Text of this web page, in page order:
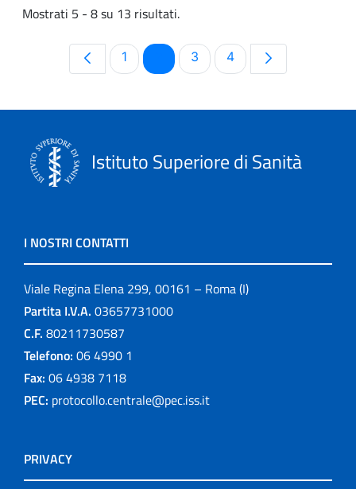
Mostrati 5 - 8 su 13 risultati.
Pagina
1 PaginaPagina
3 Pagina
4
Istituto Superiore di Sanità
I NOSTRI CONTATTI
Viale Regina Elena 299, 00161 – Roma (I)
Partita I.V.A. 03657731000
C.F. 80211730587
Telefono: 06 4990 1
Fax: 06 4938 7118
PEC: protocollo.centrale@pec.iss.it
PRIVACY